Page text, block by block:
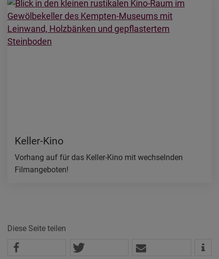
Keller-Kino
Vorhang auf für das Keller-Kino mit wechselnden
Filmangeboten!
Diese Seite teilen